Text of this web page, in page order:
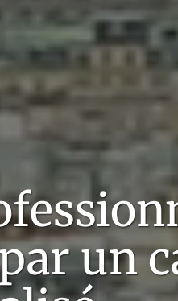
un